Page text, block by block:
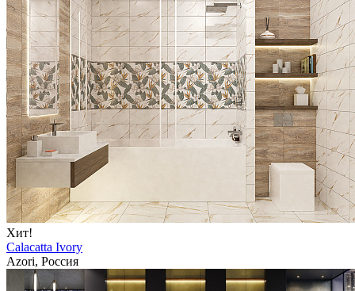
Хит!
Calacatta Ivory
Azori, Россия